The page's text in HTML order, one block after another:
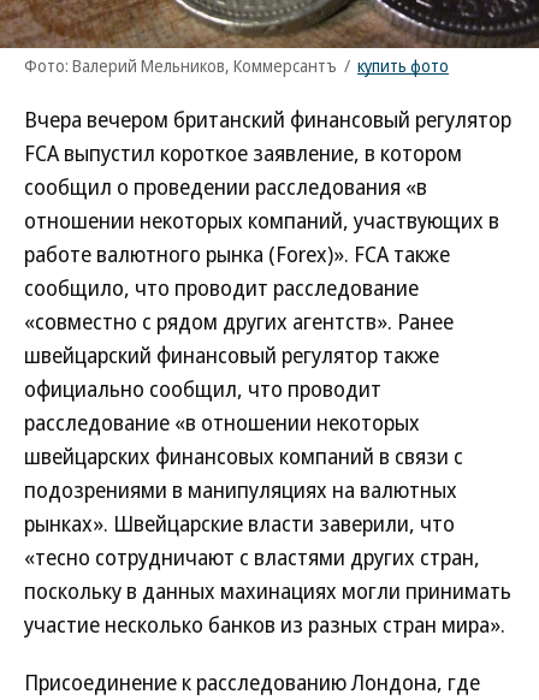
Фото: Валерий Мельников, Коммерсантъ / купить фото
Вчера вечером британский финансовый регулятор
FCA выпустил короткое заявление, в котором
сообщил о проведении расследования «в
отношении некоторых компаний, участвующих в
работе валютного рынка (Forex)». FCA также
сообщило, что проводит расследование
«совместно с рядом других агентств». Ранее
швейцарский финансовый регулятор также
официально сообщил, что проводит
расследование «в отношении некоторых
швейцарских финансовых компаний в связи с
подозрениями в манипуляциях на валютных
рынках». Швейцарские власти заверили, что
«тесно сотрудничают с властями других стран,
поскольку в данных махинациях могли принимать
участие несколько банков из разных стран мира».
Присоединение к расследованию Лондона, где